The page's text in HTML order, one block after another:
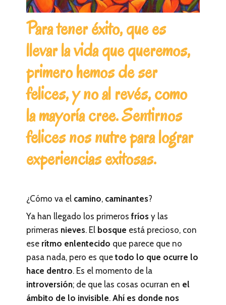
Para tener éxito, que es
llevar la vida que queremos,
primero hemos de ser
felices, y no al revés, como
la mayoría cree. Sentirnos
felices nos nutre para lograr
experiencias exitosas.
¿Cómo va el camino, caminantes?
Ya han llegado los primerosfríos y las
primeras nieves. El bosque está precioso, con
ese rítmo enlentecido que parece que no
pasa nada, pero es quetodo lo que ocurre lo
hace dentro. Es el momento de la
introversión; de que las cosas ocurran en el
ámbito de lo invisible.Ahí es donde nos